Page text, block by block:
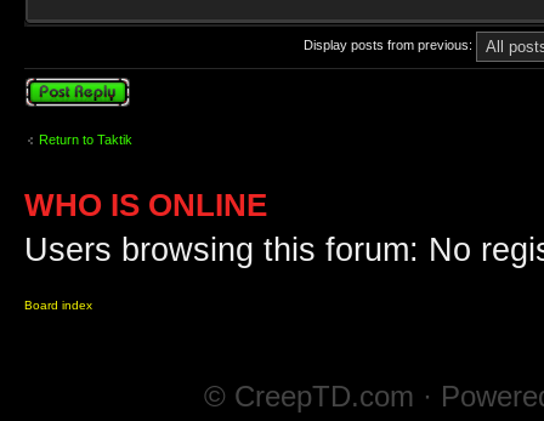
Display posts from previous:
Post a reply
Return to Taktik
WHO IS ONLINE
Users browsing this forum: No
Board index
© CreepTD.com ·